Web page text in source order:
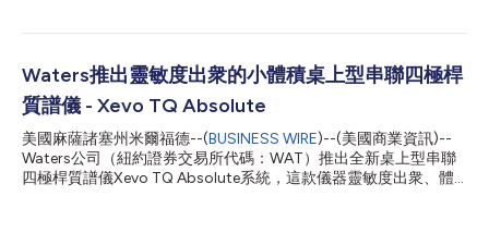
認應用程序CONFIRM Sequence， SELECT SERIES MRT多反射飛
Pratt先生表示：“質譜技術飛速發展，不斷更新迭代。今年我們在
美國質譜年會上推出的革命性産品將造福藥物開發周期各個環節的
科學家們。對於研究人員來說，這些新産品將幫助他們更好地解決
基本科學問題。對於需要爲新藥申報彙編分析數據的分析科學家而
言，我們的創新將幫助他們準確掌握樣品的成分及含量，提升科研
信心，改善科研結果。” Waters Xevo G3 QTof – 實驗室的主力軍
全新Xevo G3 QTof系統是一款高性能桌上型質譜儀，可用於對生
Waters推出靈敏度出衆的小體積桌上型串聯四極桿
質譜儀 - Xevo TQ Absolute
美國麻薩諸塞州米爾福德--(BUSINESS WIRE)--(美國商業資訊)--
Waters公司（紐約證券交易所代碼：WAT）推出全新桌上型串聯
四極桿質譜儀Xevo TQ Absolute系統，這款儀器靈敏度出衆、體